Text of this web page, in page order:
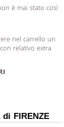
è mai stato così
nel carrello un
relativo extra
FIRENZE